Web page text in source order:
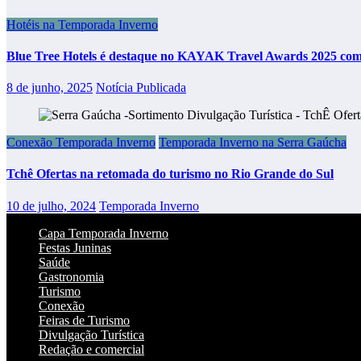
Hotéis na Temporada Inverno
Blue Tree Hotels é destaque no KAYAK Travel Awards 2025
8 de junho, 2025 Notícia Publicada
Conexão Temporada Inverno Temporada Inverno na Serra Gaúcha
Tchê Ofertas na retomada do turismo no Rio Grande do Sul
10 de julho, 2024 Temporada Inverno
Capa Temporada Inverno
Festas Juninas
Saúde
Gastronomia
Turismo
Conexão
Feiras de Turismo
Divulgação Turística
Redação e comercial